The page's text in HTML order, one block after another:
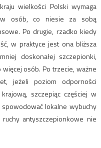
wielkości Polski wymaga
osób, co niesie za sobą
Po drugie, rzadko kiedy
w praktyce jest ona bliższa
doskonałej szczepionki,
osób. Po trzecie, ważne
jeżeli poziom odporności
szczepiąc częściej w
lokalne wybuchy
antyszczepionkowe nie